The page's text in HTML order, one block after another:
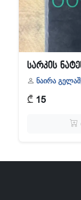
სარკის
ნაირა
₾ 15